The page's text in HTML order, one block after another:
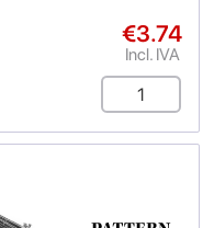
€3.74
Incl. IVA